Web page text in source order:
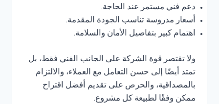
دعم فني مستمر عند الحاجة.
أسعار مدروسة تناسب الجودة المقدمة.
اهتمام كبير بتفاصيل الأمان والسلامة.
ولا تقتصر قوة الشركة على الجانب الفني فقط، بل
تمتد أيضًا إلى حسن التعامل مع العملاء، والالتزام
بالمصداقية، والحرص على تقديم أفضل اقتراح
ممكن وفقًا لطبيعة كل مشروع.